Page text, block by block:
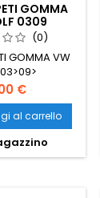
GOMMA
0309
(0)
GOMMA VW
€
al carrello